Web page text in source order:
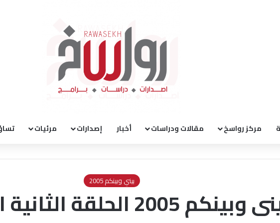
مركز رواسخ مقالات ودراسات أخبار إصدارات مرئيات
بيني وبينكم 2005
2005 الحلقة الثانية الفضيلة